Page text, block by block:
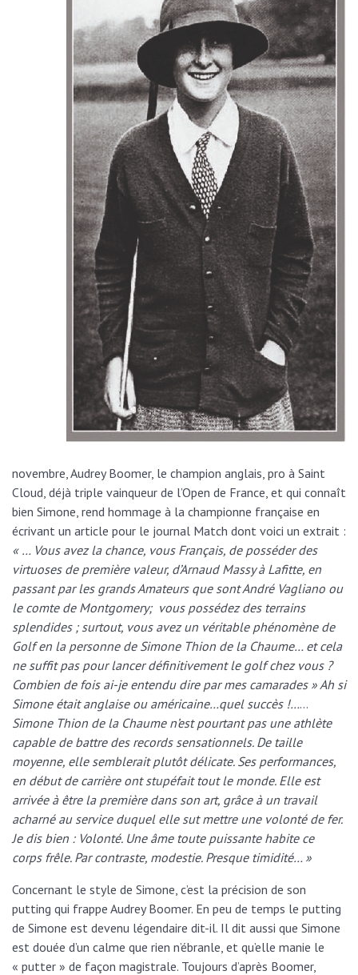
novembre, Audrey Boomer, le champion anglais, pro à Saint
Cloud, déjà triple vainqueur de l’Open de France, et qui connaît
bien Simone, rend hommage à la championne française en
écrivant un article pour le journal Match dont voici un extrait :
« … Vous avez la chance, vous Français, de posséder des
virtuoses de première valeur, d’Arnaud Massy à Lafitte, en
passant par les grands Amateurs que sont André Vagliano ou
le comte de Montgomery; vous possédez des terrains
splendides ; surtout, vous avez un véritable phénomène de
Golf en la personne de Simone Thion de la Chaume… et cela
ne suffit pas pour lancer définitivement le golf chez vous ?
Combien de fois ai-je entendu dire par mes camarades » Ah si
Simone était anglaise ou américaine…quel succès !……
Simone Thion de la Chaume n’est pourtant pas une athlète
capable de battre des records sensationnels. De taille
moyenne, elle semblerait plutôt délicate. Ses performances,
en début de carrière ont stupéfait tout le monde. Elle est
arrivée à être la première dans son art, grâce à un travail
acharné au service duquel elle sut mettre une volonté de fer.
Je dis bien : Volonté. Une âme toute puissante habite ce
corps frêle. Par contraste, modestie. Presque timidité… »
Concernant le style de Simone, c’est la précision de son
putting qui frappe Audrey Boomer. En peu de temps le putting
de Simone est devenu légendaire dit-il. Il dit aussi que Simone
est douée d’un calme que rien n’ébranle, et qu’elle manie le
« putter » de façon magistrale. Toujours d’après Boomer,